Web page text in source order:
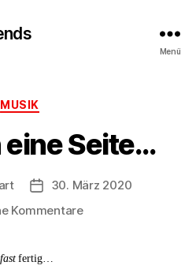
Menü
Kategorien
MUSIK
eine Seite…
Beitragsdatum
30. März 2020
Kommentarezu
fastfertig…